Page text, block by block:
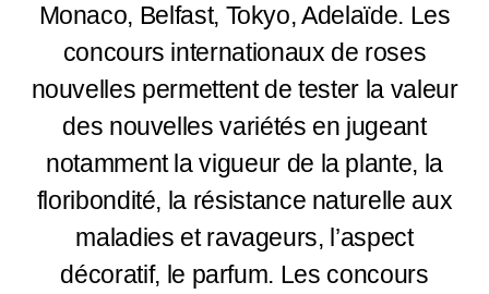
Monaco, Belfast, Tokyo, Adelaïde. Les
concours internationaux de roses
nouvelles permettent de tester la valeur
des nouvelles variétés en jugeant
notamment la vigueur de la plante, la
floribondité, la résistance naturelle aux
maladies et ravageurs, l’aspect
décoratif, le parfum. Les concours